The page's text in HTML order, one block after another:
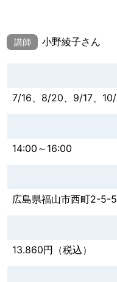
講師 小野綾子さん
7/16、8/20、9/17、
14:00～16:00
広島県福山市西町2-
13.860円（税込）